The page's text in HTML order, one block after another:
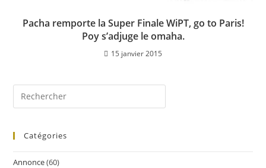
Pacha remporte la Super Finale WiPT, go to Paris!
Poy s’adjuge le omaha.
15 janvier 2015
Catégories
Annonce(60)